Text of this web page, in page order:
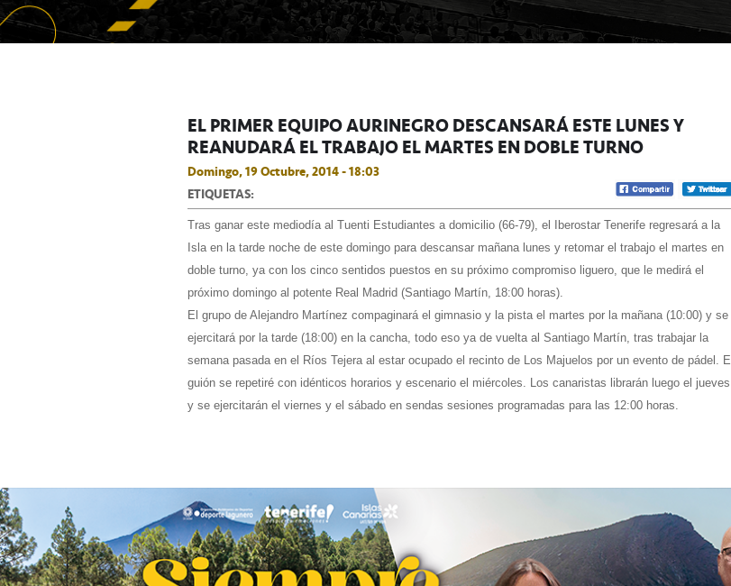
EL PRIMER EQUIPO AURINEGRO DESCANSARÁ ESTE LUNES Y
REANUDARÁ EL TRABAJO EL MARTES EN DOBLE TURNO
Domingo, 19 Octubre, 2014 - 18:03
ETIQUETAS:
Tras ganar este mediodía al Tuenti Estudiantes a domicilio (66-79), el Iberostar Tenerife regresará a la
Isla en la tarde noche de este domingo para descansar mañana lunes y retomar el trabajo el martes en
doble turno, ya con los cinco sentidos puestos en su próximo compromiso liguero, que le medirá el
próximo domingo al potente Real Madrid (Santiago Martín, 18:00 horas).
El grupo de Alejandro Martínez compaginará el gimnasio y la pista el martes por la mañana (10:00) y se
ejercitará por la tarde (18:00) en la cancha, todo eso ya de vuelta al Santiago Martín, tras trabajar la
semana pasada en el Ríos Tejera al estar ocupado el recinto de Los Majuelos por un evento de pádel. El
guión se repetiré con idénticos horarios y escenario el miércoles. Los canaristas librarán luego el jueves
y se ejercitarán el viernes y el sábado en sendas sesiones programadas para las 12:00 horas.